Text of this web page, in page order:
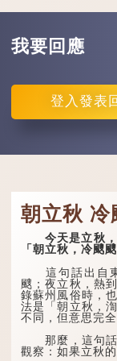
我要回應
登入 發表
朝立秋 冷
今天是立秋，
「朝立秋，冷颼
這句話出自東
颼；夜立秋，熱
錄蘇州風俗時，
法是「朝立秋，
不同，但意思完全
那麼，這句話
觀察：如果立秋的